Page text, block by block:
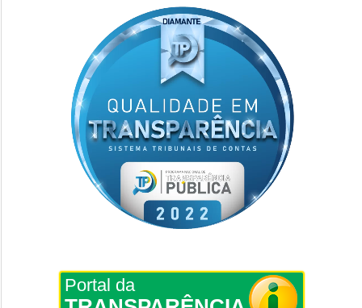
Portal da